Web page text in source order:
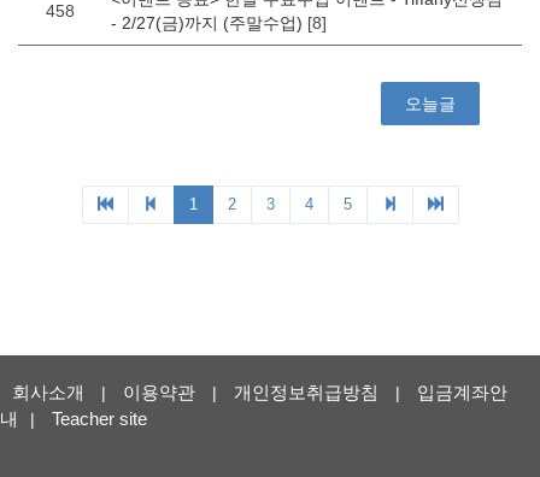
회사소개 | 이용약관 | 개인정보취급방침 |
입금계좌안
내
| Teacher site